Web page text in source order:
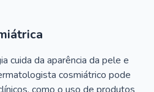
cuida da aparência da pele e
cosmiátrico pode